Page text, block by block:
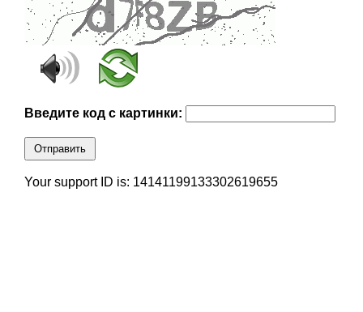
Введите код с картинки:
Отправить
Your support ID is: 14141199133302619655